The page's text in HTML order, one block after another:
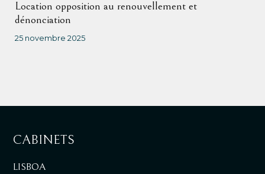
Location opposition au renouvellement et
dénonciation
25 novembre 2025
CABINETS
LISBOA